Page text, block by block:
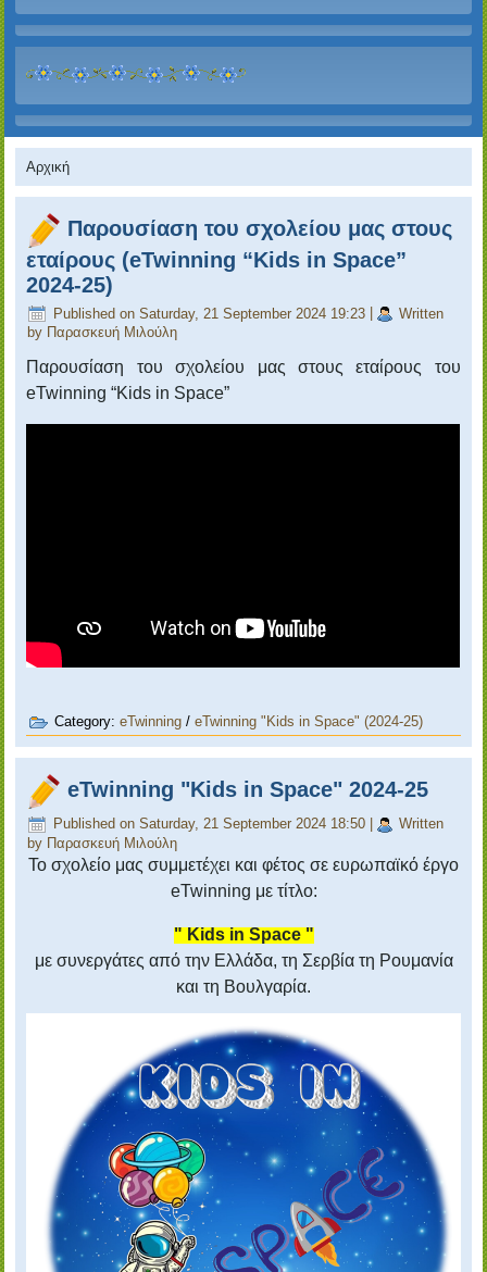
Αρχική
Παρουσίαση του σχολείου μας στους
εταίρους (eTwinning “Kids in Space”
2024-25)
Published on Saturday, 21 September 2024 19:23
Written
by Παρασκευή Μιλούλη
Παρουσίαση του σχολείου μας στους εταίρους του
eTwinning “Kids in Space”
Category:eTwinning /eTwinning "Kids in Space" (2024-25)
eTwinning "Kids in Space" 2024-25
Published on Saturday, 21 September 2024 18:50
Written
by Παρασκευή Μιλούλη
Το σχολείο μας συμμετέχει και φέτος σε ευρωπαϊκό έργο
eTwinning με τίτλο:
" Kids in Space "
με συνεργάτες από την Ελλάδα, τη Σερβία τη Ρουμανία
και τη Βουλγαρία.